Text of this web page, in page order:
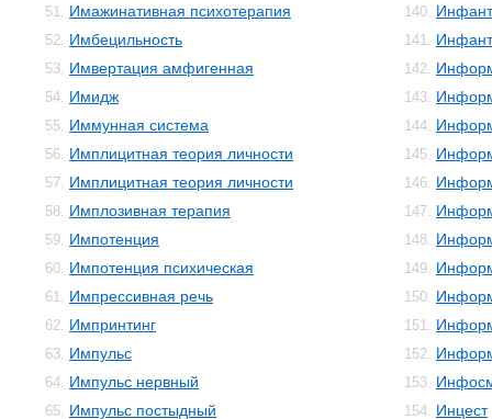
51. Имажинативная психотерапия
52. Имбецильность
53. Имвертация амфигенная
54. Имидж
55. Иммунная система
56. Имплицитная теория личности
57. Имплицитная теория личности
58. Имплозивная терапия
59. Импотенция
60. Импотенция психическая
61. Импрессивная речь
62. Импринтинг
63. Импульс
64. Импульс нервный
65. Импульс постыдный
140.
141.
142.
143.
144.
145.
146.
147.
148.
149.
150.
151.
152.
153.
154. Инцест